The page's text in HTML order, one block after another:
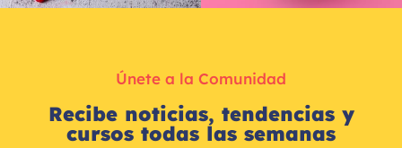
Únete a la Comunidad
Recibe noticias, tendencias y
cursos todas las semanas